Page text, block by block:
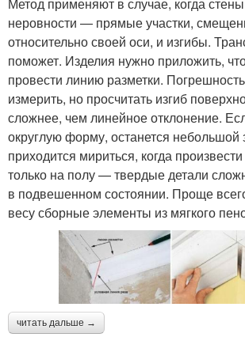
неровности — прямые участки,
относительно своей оси, и изгибы.
поможет. Изделия нужно приложить,
провести линию разметки.
измерить, но просчитать изгиб
сложнее, чем линейное отклонение.
округлую форму, останется небольшой
приходится мириться, когда
только на полу — твердые детали
в подвешенном состоянии. Проще
весу сборные элементы из мягкого
читать дальше →